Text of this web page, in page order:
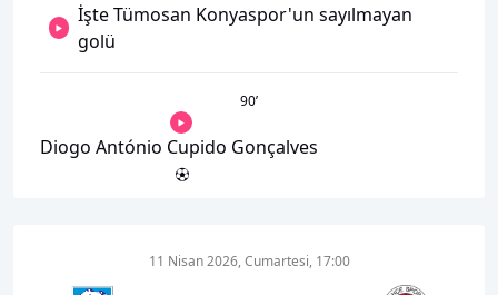
İşte Tümosan Konyaspor'un sayılmayan
golü
90’
Diogo António Cupido Gonçalves
11 Nisan 2026, Cumartesi, 17:00